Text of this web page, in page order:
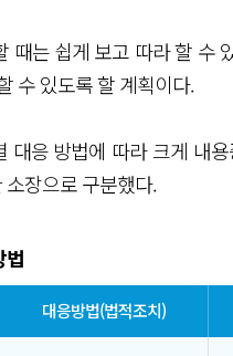
때는 쉽게 보고 따라 할 수
수 있도록 할 계획이다.
응 방법에 따라 크게 내
장으로 구분했다.
법
대응방법(법적조치)